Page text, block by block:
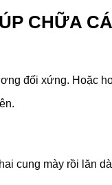
CHỮA
đối xứng. Hoặc
cung mày rồi lăn